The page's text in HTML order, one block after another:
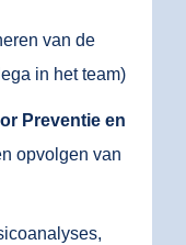
van de
in het team)
Preventie en
opvolgen van